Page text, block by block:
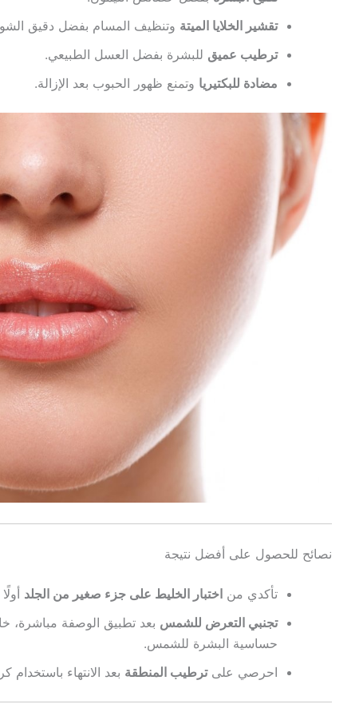
تقشير الخلايا الميتة وتنظيف المسام بفضل دقيق
ترطيب عميق للبشرة بفضل العسل الطبيعي.
مضادة للبكتيريا وتمنع ظهور الحبوب بعد الإزالة.
نصائح للحصول على أفضل نتيجة
تأكدي من اختبار الخليط على جزء صغير من الجلد
تجنبي التعرض للشمس بعد تطبيق الوصفة مباشرة،
حساسية البشرة للشمس.
احرصي علىترطيب المنطقة بعد الانتهاء